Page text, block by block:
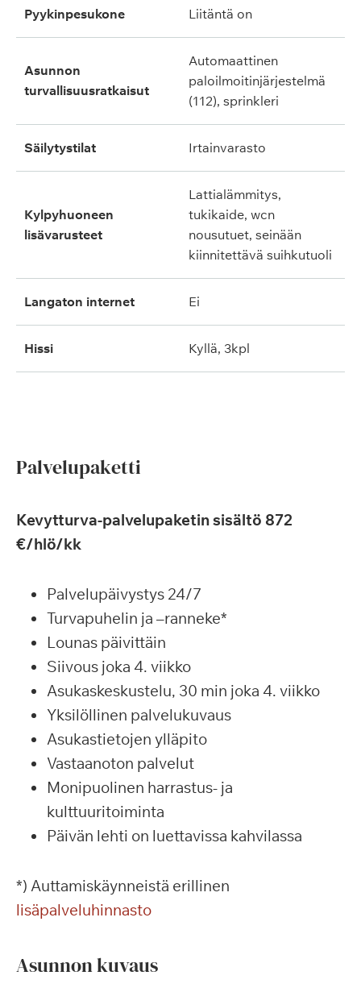
pyykinpesukone liitäntä on
asunnon
turvallisuusratkaisut
automaattinen
paloilmoitinjärjestelmä
(112), sprinkleri
säilytystilat irtainvarasto
kylpyhuoneen
lisävarusteet
lattialämmitys,
tukikaide, wcn
nousutuet, seinään
kiinnitettävä suihkutuoli
langaton internet ei
hissi kyllä, 3kpl
Palvelupaketti
Kevytturva-palvelupaketin sisältö 872
€/hlö/kk
Palvelupäivystys 24/7
Turvapuhelin ja –ranneke*
Lounas päivittäin
Siivous joka 4. viikko
Asukaskeskustelu, 30 min joka 4. viikko
Yksilöllinen palvelukuvaus
Asukastietojen ylläpito
Vastaanoton palvelut
Monipuolinen harrastus- ja
kulttuuritoiminta
Päivän lehti on luettavissa kahvilassa
*) Auttamiskäynneistä erillinen
lisäpalveluhinnasto
Asunnon kuvaus